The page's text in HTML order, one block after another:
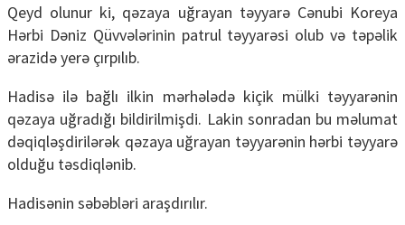
Qeyd olunur ki, qəzaya uğrayan təyyarə Cənubi Koreya
Hərbi Dəniz Qüvvələrinin patrul təyyarəsi olub və təpəlik
ərazidə yerə çırpılıb.
Hadisə ilə bağlı ilkin mərhələdə kiçik mülki təyyarənin
qəzaya uğradığı bildirilmişdi. Lakin sonradan bu məlumat
dəqiqləşdirilərək qəzaya uğrayan təyyarənin hərbi təyyarə
olduğu təsdiqlənib.
Hadisənin səbəbləri araşdırılır.